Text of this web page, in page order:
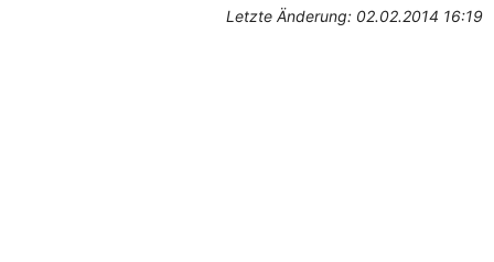
Letzte Änderung: 02.02.2014 16:19